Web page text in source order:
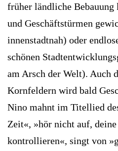
früher ländliche Bebauung
und Geschäftstürmen
innenstadtnah) oder
schönen
am Arsch der Welt). Auch
Kornfeldern wird bald
Nino mahnt im Titellied
Zeit«, »hör nicht auf,
kontrollieren«, singt von